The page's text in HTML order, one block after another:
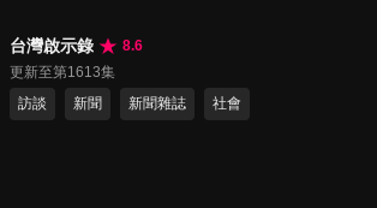
台灣啟示錄
8.6
更新至第1613集
訪談
新聞 新聞雜誌 社會